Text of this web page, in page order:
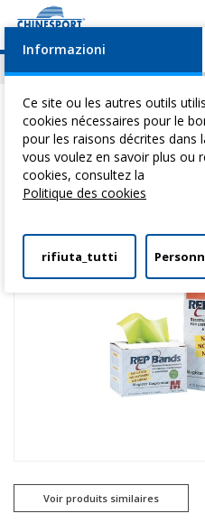
Actualités Evénements Video
Vous êtes ici: Home>Reeducation
> Rep Band - 5,5 M - Couleur Orange
Voir produits similaires
Informazioni
Ce site ou les autres outils
cookies nécessaires pour le
pour les raisons décrites dans
vous voulez en savoir plus ou
cookies, consultez la
Politique des cookies
rifiuta_tutti